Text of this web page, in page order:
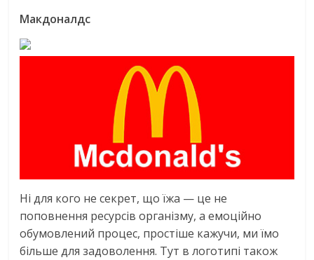
Макдоналдс
Ні для кого не секрет, що їжа — це не
поповнення ресурсів організму, а емоційно
обумовлений процес, простіше кажучи, ми їмо
більше для задоволення. Тут в логотипі також